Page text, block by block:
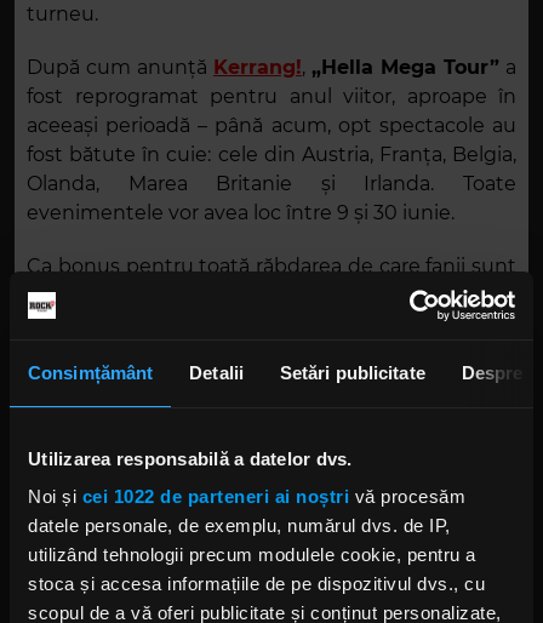
Consimțământ Detalii Setări publicitate Despre
Utilizarea responsabilă a datelor dvs.
Noi și cei 1022 de parteneri ai noștri vă procesăm
datele personale, de exemplu, numărul dvs. de IP,
utilizând tehnologii precum modulele cookie, pentru a
stoca și accesa informațiile de pe dispozitivul dvs., cu
scopul de a vă oferi publicitate și conținut personalizate,
turneu.
După cum anunță Kerrang!, „Hella Mega Tour” a
fost reprogramat pentru anul viitor, aproape în
aceeași perioadă – până acum, opt spectacole au
fost bătute în cuie: cele din Austria, Franța, Belgia,
Olanda, Marea Britanie și Irlanda. Toate
evenimentele vor avea loc între 9 și 30 iunie.
Ca bonus pentru toată răbdarea de care fanii sunt
obligați să dea dovadă, muzicienii au intrat în
contact cu australienii de la
Amyl and the
concert.